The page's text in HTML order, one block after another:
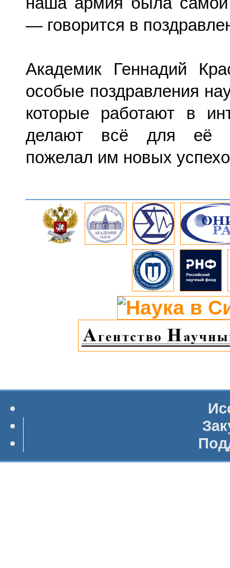
— говорится в
Академик Геннадий
особые поздравления
которые работают в
делают всё для её
пожелал им новых